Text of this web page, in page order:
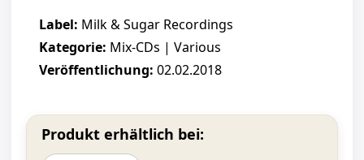
Label: Milk & Sugar Recordings
Kategorie: Mix-CDs | Various
Veröffentlichung: 02.02.2018
Produkt erhältlich bei: